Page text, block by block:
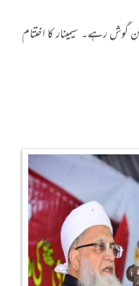
گوش رہے۔ سیمینار کا اختتام